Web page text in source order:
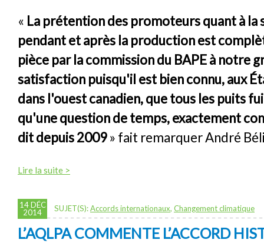
« La prétention des promoteurs quant à la
pendant et après la production est
pièce par la commission du BAPE à notre
satisfaction puisqu'il est bien connu, aux
dans l'ouest canadien, que tous les puits
qu'une question de temps, exactement
dit depuis 2009» fait remarquer André
Lire la suite >
14 DÉC
2014
SUJET(S):Accords internationaux, Changement climatique
L’AQLPA COMMENTE L’ACCORD